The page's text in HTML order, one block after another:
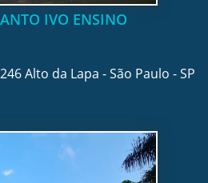
IVO ENSINO
Alto da Lapa - São Paulo - SP